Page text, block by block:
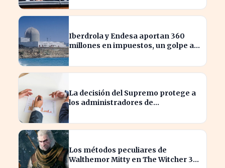
Iberdrola y Endesa aportan 360
millones en impuestos, un golpe al
La decisión del Supremo protege a
los administradores de
Hacienda
Los métodos peculiares de
Walthemor Mitty en The Witcher 3